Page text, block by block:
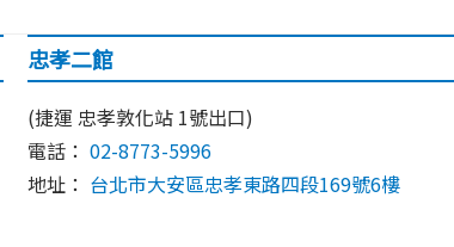
忠孝二館
(捷運 忠孝敦化站 1號出口)
電話： 02-8773-5996
地址： 台北市大安區忠孝東路四段169號6樓